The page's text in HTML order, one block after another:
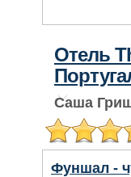
Отель
Саша
Фуншал -